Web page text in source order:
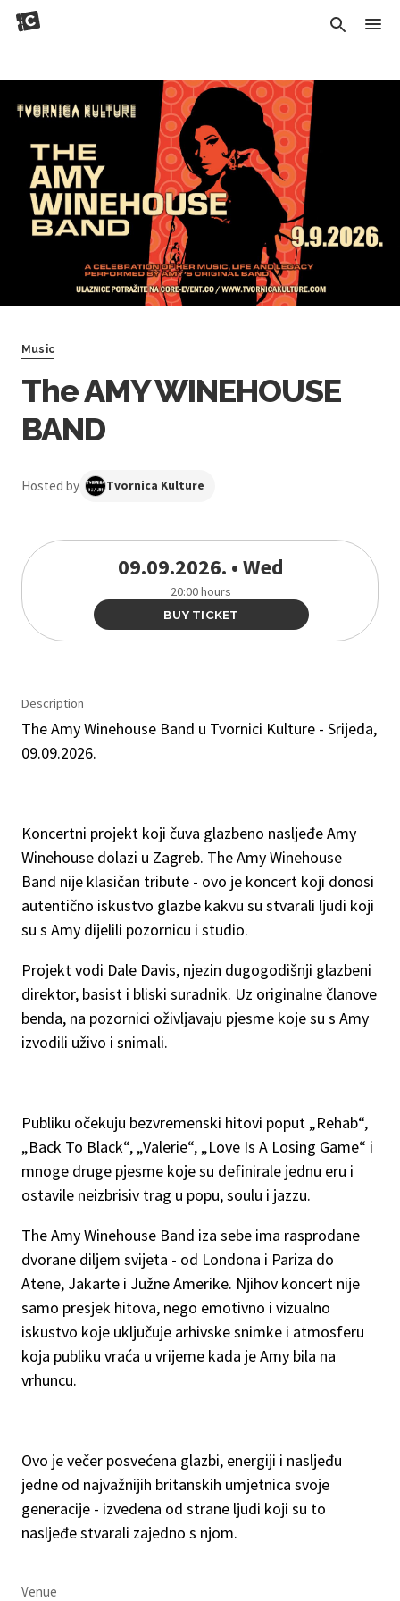
Music
The AMY WINEHOUSE
BAND
Hosted by Tvornica Kulture
09.09.2026. • Wed
20:00 hours
BUY TICKET
Description
The Amy Winehouse Band u Tvornici Kulture - Srijeda,
09.09.2026.
Koncertni projekt koji čuva glazbeno nasljeđe Amy
Winehouse dolazi u Zagreb. The Amy Winehouse
Band nije klasičan tribute - ovo je koncert koji donosi
autentično iskustvo glazbe kakvu su stvarali ljudi koji
su s Amy dijelili pozornicu i studio.
Projekt vodi Dale Davis, njezin dugogodišnji glazbeni
direktor, basist i bliski suradnik. Uz originalne članove
benda, na pozornici oživljavaju pjesme koje su s Amy
izvodili uživo i snimali.
Publiku očekuju bezvremenski hitovi poput „Rehab“,
„Back To Black“, „Valerie“, „Love Is A Losing Game“ i
mnoge druge pjesme koje su definirale jednu eru i
ostavile neizbrisiv trag u popu, soulu i jazzu.
The Amy Winehouse Band iza sebe ima rasprodane
dvorane diljem svijeta - od Londona i Pariza do
Atene, Jakarte i Južne Amerike. Njihov koncert nije
samo presjek hitova, nego emotivno i vizualno
iskustvo koje uključuje arhivske snimke i atmosferu
koja publiku vraća u vrijeme kada je Amy bila na
vrhuncu.
Ovo je večer posvećena glazbi, energiji i nasljeđu
jedne od najvažnijih britanskih umjetnica svoje
generacije - izvedena od strane ljudi koji su to
nasljeđe stvarali zajedno s njom.
Venue